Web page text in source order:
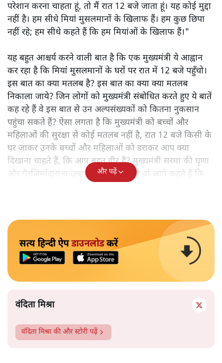
परेशान करना चाहता हूं, तो मैं रात 12 बजे जाता हूं। यह कोई मुद्दा
नहीं है। हम सीधे मियां मुसलमानों के खिलाफ हैं। हम कुछ छिपा
नहीं रहे; हम सीधे कहते हैं कि हम मियांओं के खिलाफ हैं।"
यह बहुत आश्चर्य करने वाली बात है कि एक मुख्यमंत्री ये आह्वान
कर रहा है कि मियांं मुसलमानों के घरों पर रात में 12 बजे पहुँचो।
इस बात का क्या मतलब है? इस बात का क्या क्या मतलब
निकाला जाये? जिन लोगों को मुख्यमंत्री संबोधित करते हुए ये बातें
कह रहे हैं वे इस बात से उन अल्पसंख्यकों को कितना नुकसान
पहुंचा सकते हैं? ऐसा लगता है कि मुख्यमंत्री को बच्चों और
महिलाओं की सुरक्षा से कोई मतलब नहीं है, रात 12 बजे किसी के
घर जाकर उनके बच्चों और महिलाओं को डराकर आप क्या
दिखाना चाहते हैं, कि आप बहुत वीर हैं? मुख्यमंत्री सरमा की घृणा
और गैरजिम्मेदाराना ज़बान यहीं नहीं रुकती वो आगे कहते हैं कि
और पढ़ें
सत्य हिन्दी ऐपडाउनलोडकरें
वंदिता मिश्रा
वंदिता मिश्रा की और स्टोरी पढ़ें